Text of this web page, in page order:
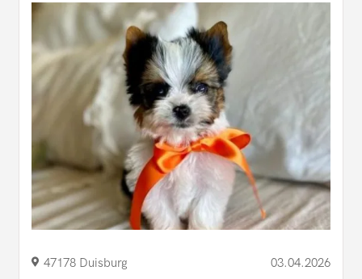
47178 Duisburg 03.04.2026